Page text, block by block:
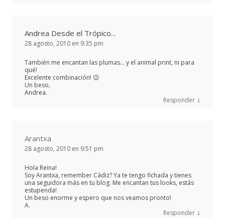
Andrea Desde el Trópico...
28 agosto, 2010 en 9:35 pm
También me encantan las plumas… y el animal print, ni para
qué!
Excelente combinación! 😉
Un beso,
Andrea.
Responder ↓
Arantxa
28 agosto, 2010 en 9:51 pm
Hola Reina!
Soy Arantxa, remember Cádiz? Ya te tengo fichada y tienes
una seguidora más en tu blog. Me encantan tus looks, estás
estupenda!
Un beso enorme y espero que nos veamos pronto!
A.
Responder ↓